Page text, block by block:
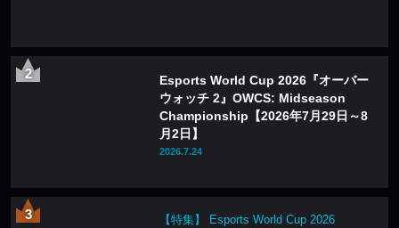
Esports World Cup 2026『オーバー
ウォッチ 2』OWCS: Midseason
Championship【2026年7月29日～8
月2日】
2026.7.24
【特集】 Esports World Cup 2026